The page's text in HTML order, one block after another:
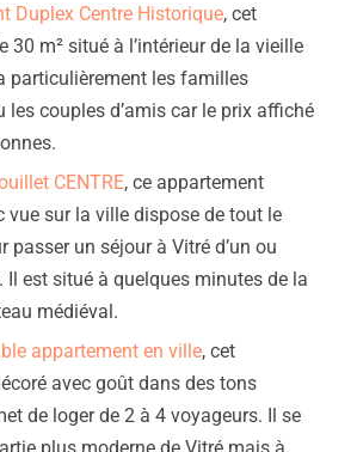
Duplex Centre Historique, cet
30 m² situé à l’intérieur de la vieille
particulièrement les familles
les couples d’amis car le prix affiché
CENTRE, ce appartement
vue sur la ville dispose de tout le
passer un séjour à Vitré d’un ou
Il est situé à quelques minutes de la
médiéval.
appartement en ville, cet
avec goût dans des tons
de loger de 2 à 4 voyageurs. Il se
plus moderne de Vitré mais à